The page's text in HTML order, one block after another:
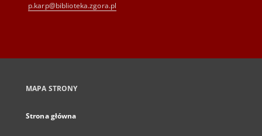
p.karp@biblioteka.zgora.pl
MAPA STRONY
Strona główna